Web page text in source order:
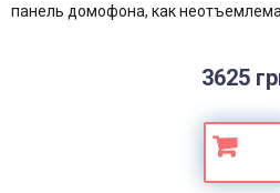
панель домофона, как
3625